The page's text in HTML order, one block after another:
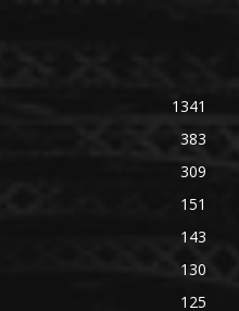
1341
383
309
151
143
130
125